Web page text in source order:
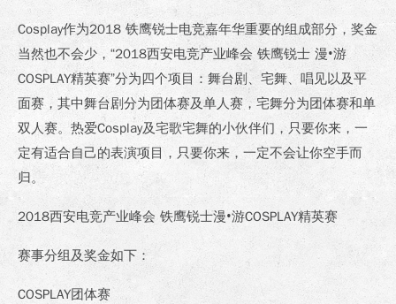
Cosplay作为2018 铁鹰锐士电竞嘉年华重要的组成部分，奖金
当然也不会少，“2018西安电竞产业峰会 铁鹰锐士 漫•游
COSPLAY精英赛”分为四个项目：舞台剧、宅舞、唱见以及平
面赛，其中舞台剧分为团体赛及单人赛，宅舞分为团体赛和单
双人赛。热爱Cosplay及宅歌宅舞的小伙伴们，只要你来，一
定有适合自己的表演项目，只要你来，一定不会让你空手而
归。
2018西安电竞产业峰会 铁鹰锐士漫•游COSPLAY精英赛
赛事分组及奖金如下：
COSPLAY团体赛